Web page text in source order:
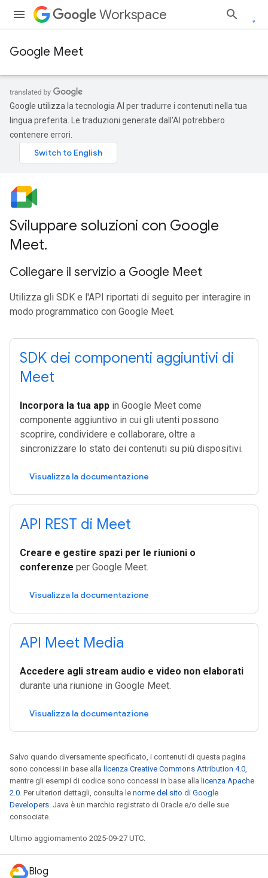
Workspace
Google Meet
Google utilizza la tecnologia AI per tradurre i contenuti nella tua
lingua preferita. Le traduzioni generate dall'AI potrebbero
contenere errori.
Sviluppare soluzioni con Google
Meet.
Collegare il servizio a Google Meet
Utilizza gli SDK e l'API riportati di seguito per interagire in
modo programmatico con Google Meet.
SDK dei componenti aggiuntivi di
Meet
Incorpora la tua app in Google Meet come
componente aggiuntivo in cui gli utenti possono
scoprire, condividere e collaborare, oltre a
sincronizzare lo stato dei contenuti su più dispositivi.
Visualizza la documentazione
API REST di Meet
Creare e gestire spazi per le riunioni o
conferenze per Google Meet.
Visualizza la documentazione
API Meet Media
Accedere agli stream audio e video non elaborati
durante una riunione in Google Meet.
Visualizza la documentazione
Salvo quando diversamente specificato, i contenuti di questa pagina
sono concessi in base alla licenza Creative Commons Attribution 4.0,
mentre gli esempi di codice sono concessi in base alla licenza Apache
2.0. Per ulteriori dettagli, consulta le norme del sito di Google
Developers. Java è un marchio registrato di Oracle e/o delle sue
consociate.
Ultimo aggiornamento 2025-09-27 UTC.
Blog